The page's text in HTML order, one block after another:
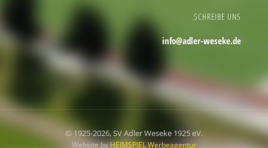
SCHREIBE UNS
info@adler-weseke.de
© 1925-2026, SV Adler Weseke 1925 eV.
Website byHEIMSPIEL Werbeagentur